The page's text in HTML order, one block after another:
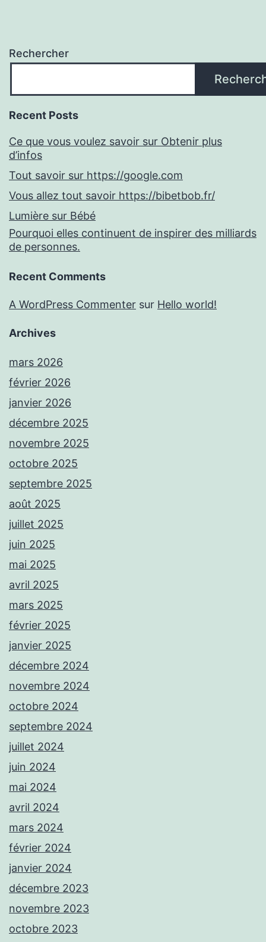
Rechercher
Recent Posts
Ce que vous voulez savoir sur Obtenir plus
d’infos
Tout savoir sur https://google.com
Vous allez tout savoir https://bibetbob.fr/
Lumière sur Bébé
Pourquoi elles continuent de inspirer des milliards
de personnes.
Recent Comments
A WordPress Commenter sur Hello world!
Archives
mars 2026
février 2026
janvier 2026
décembre 2025
novembre 2025
octobre 2025
septembre 2025
août 2025
juillet 2025
juin 2025
mai 2025
avril 2025
mars 2025
février 2025
janvier 2025
décembre 2024
novembre 2024
octobre 2024
septembre 2024
juillet 2024
juin 2024
mai 2024
avril 2024
mars 2024
février 2024
janvier 2024
décembre 2023
novembre 2023
octobre 2023